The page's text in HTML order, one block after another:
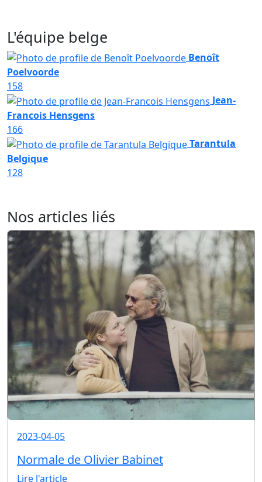
L'équipe belge
Benoît
Poelvoorde
158
Jean-
Francois Hensgens
166
Tarantula
Belgique
128
Nos articles liés
2023-04-05
Normale de Olivier Babinet
Lire l'article